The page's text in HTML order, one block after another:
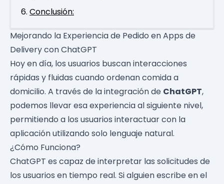
Conclusión:
Mejorando la Experiencia de Pedido en Apps de
Delivery con ChatGPT
Hoy en día, los usuarios buscan interacciones
rápidas y fluidas cuando ordenan comida a
domicilio. A través de la integración de ChatGPT,
podemos llevar esa experiencia al siguiente nivel,
permitiendo a los usuarios interactuar con la
aplicación utilizando solo lenguaje natural.
¿Cómo Funciona?
ChatGPT es capaz de interpretar las solicitudes de
los usuarios en tiempo real. Si alguien escribe en el